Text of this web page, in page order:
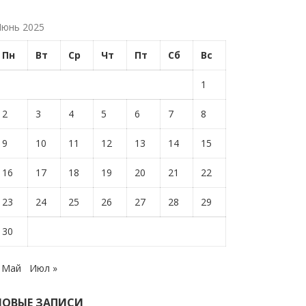
2025
Пн Вт Ср Чт Пт Сб Вс
1
2 3 4 5 6 7 8
9 10 11 12 13 14 15
16 17 18 19 20 21 22
23 24 25 26 27 28 29
30
Май Июл »
ЗАПИСИ